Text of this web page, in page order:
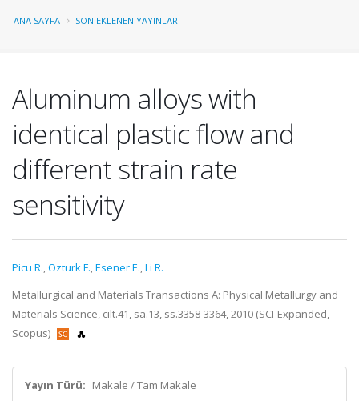
ANA SAYFA SON EKLENEN YAYINLAR
Aluminum alloys with
identical plastic flow and
different strain rate
sensitivity
Picu R.,Ozturk F.,Esener E.,Li R.
Metallurgical and Materials Transactions A: Physical Metallurgy and
Materials Science, cilt.41, sa.13, ss.3358-3364, 2010 (SCI-Expanded,
Scopus)
Yayın Türü: Makale / Tam Makale